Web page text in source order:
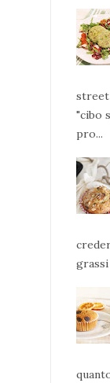
street
"cibo
pro...
grassi